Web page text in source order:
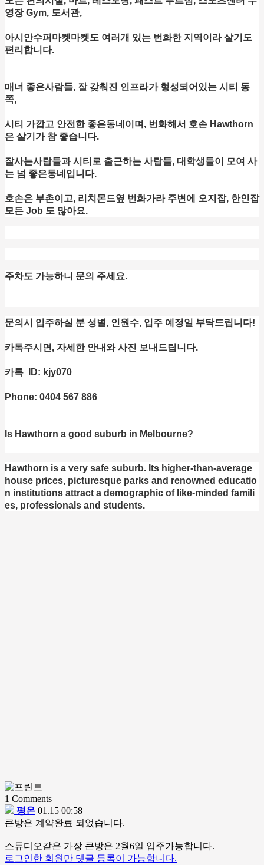
영장 Gym, 도서관,
아시안수퍼마켓마켓도 여러개 있는 번화한 지역이라 살기도
편리합니다.
매너 좋은사람들, 잘 갖춰진 인프라가 형성되어있는 시티 동
쪽,
시티 가깝고 안전한 좋은동네이며, 번화해서 호손 Hawthorn
은 살기가 참 좋습니다.
잘사는사람들과 시티로 출근하는 사람들, 대학생들이 모여 사
는 넘 좋은동네입니다.
호손은 부촌이고, 리치몬드옆 번화가라 주변에 오지잡, 한인잡
모든 Job 도 많아요.
주차도 가능하니 문의 주세요.
문의시 입주하실 분 성별, 인원수, 입주 예정일 부탁드립니다!
카톡주시면, 자세한 안내와 사진 보내드립니다.
카톡 ID: kjy070
Phone: 0404 567 886
Is Hawthorn a good suburb in Melbourne?
Hawthorn is a very safe suburb. Its higher-than-average
house prices, picturesque parks and renowned educatio
n institutions attract a demographic of like-minded famili
es, professionals and students.
1 Comments
평온 01.15 00:58
큰방은 계약완료 되었습니다.
스튜디오같은 가장 큰방은 2월6일 입주가능합니다.
로그인한 회원만 댓글 등록이 가능합니다.